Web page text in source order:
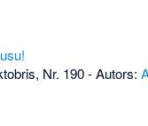
Nr. 190- Autors: